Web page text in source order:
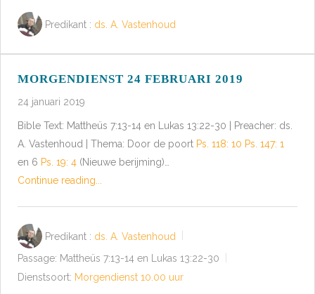
Predikant : ds. A. Vastenhoud
MORGENDIENST 24 FEBRUARI 2019
24 januari 2019
Bible Text: Mattheüs 7:13-14 en Lukas 13:22-30 | Preacher: ds.
A. Vastenhoud | Thema: Door de poort Ps. 118: 10 Ps. 147: 1
en 6 Ps. 19: 4 (Nieuwe berijming)…
Continue reading...
Predikant : ds. A. Vastenhoud
Passage: Mattheüs 7:13-14 en Lukas 13:22-30
Dienstsoort: Morgendienst 10.00 uur